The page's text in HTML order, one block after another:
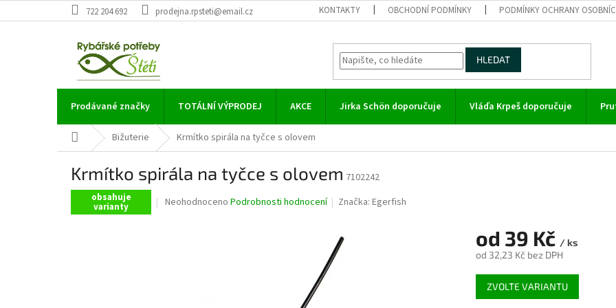
na
722 204 692 prodejna.rpsteti@email.cz KONTAKTY OBCHODNÍ PODMÍNKY PODMÍNKY OCHRANY
HLEDAT
Prodávané značky TOTÁLNÍ VÝPRODEJ AKCE Jirka Schön doporučuje Vláďa Krpeš doporučuje
Domů Bižuterie Krmítko spirála na tyčce s olovem
Krmítko spirála na tyčce s olovem 7102242
obsahuje
varianty
Průměrné
Neohodnoceno Podrobnosti hodnocení Značka:Egerfish
od 39 Kč / ks
od 32,23 Kč bez DPH
Měrná
cena:
ZVOLTE VARIANTU